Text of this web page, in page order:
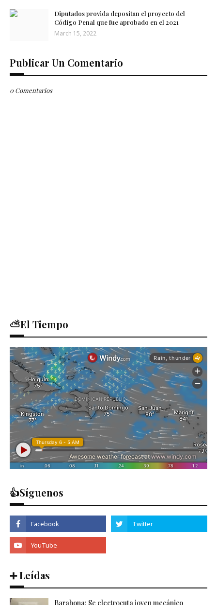
Diputados provida depositan el proyecto del
Código Penal que fue aprobado en el 2021
March 15, 2022
Publicar Un Comentario
0 Comentarios
⛅El Tiempo
👍Síguenos
➕ Leídas
Barahona: Se electrocuta joven mecánico